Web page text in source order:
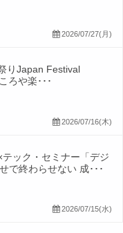
2026/07/27(月)
りJapan Festival
ろや楽･･･
2026/07/16(木)
テック・セミナー「デジ
で終わらせない 成･･･
2026/07/15(水)